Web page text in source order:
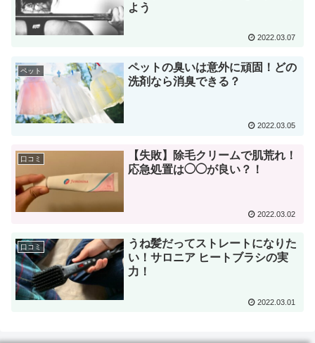
よう
2022.03.07
ペット
ペットの臭いは意外に頑固！どの
洗剤なら消臭できる？
2022.03.05
口コミ
【失敗】除毛クリームで肌荒れ！
応急処置は◯◯が良い？！
2022.03.02
口コミ
うね髪だってストレートになりた
い！サロニア ヒートブラシの実
力！
2022.03.01